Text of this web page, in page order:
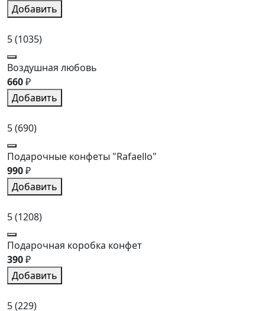
Добавить
5(1035)
Воздушная любовь
660₽
Добавить
5(690)
Подарочные конфеты "Rafaello"
990₽
Добавить
5(1208)
Подарочная коробка конфет
390₽
Добавить
5(229)